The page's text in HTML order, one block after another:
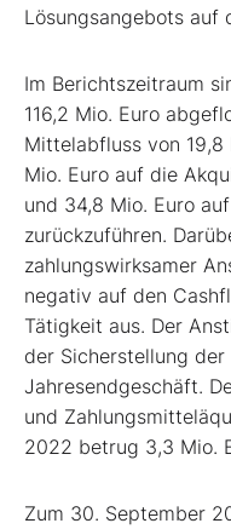
Lösungsangebots auf
Im Berichtszeitraum
116,2 Mio. Euro
Mittelabfluss von 19,8
Mio. Euro auf die
und 34,8 Mio. Euro
zurückzuführen.
zahlungswirksamer
negativ auf den
Tätigkeit aus. Der
der Sicherstellung
Jahresendgeschäft.
und
2022 betrug 3,3 Mio.
Zum 30. September